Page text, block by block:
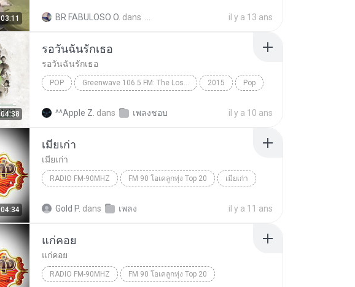
03:11 BR FABULOSO O. dans il y a 13 ans
04:38
รอวันฉันรักเธอ
รอวันฉันรักเธอ
POP Greenwave 106.5 FM: The Lost Love Songs 2015 Pop
^^Apple Z. dans เพลงชอบ il y a 10 ans
04:34
เมียเก่า
เมียเก่า
RADIO FM-90MHZ FM 90 โอเคลูกทุ่ง Top 20 เมียเก่า
Gold P. dans เพลง il y a 11 ans
แก่คอย
แก่คอย
RADIO FM-90MHZ FM 90 โอเคลูกทุ่ง Top 20